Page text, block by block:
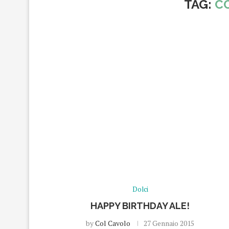
TAG:
Dolci
HAPPY BIRTHDAY ALE!
byCol Cavolo 27 Gennaio 2015